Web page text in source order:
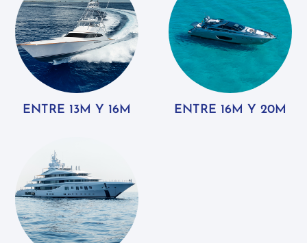
ENTRE 13M Y 16M ENTRE 16M Y 20M